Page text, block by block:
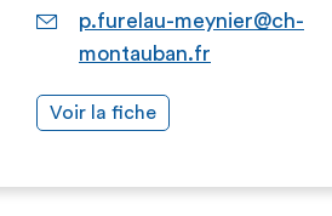
p.furelau-meynier@ch-
montauban.fr
Voir la fiche